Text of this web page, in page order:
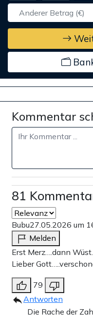
Kommentar
81
Bubu27.05.2026 um
Melden
Erst Merz….dann Wüst….
Lieber
79
Antworten
Die Rache der